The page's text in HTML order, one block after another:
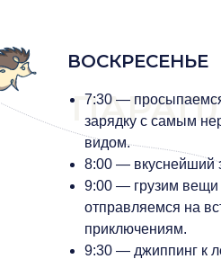
ВОСКРЕСЕНЬЕ
7:30 —
зарядку с самым
видом.
8:00 — вкуснейший
9:00 — грузим вещи
отправляемся на
приключениям.
9:30 — джиппинг к